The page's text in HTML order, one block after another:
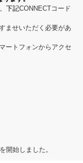
下記CONNECTコード
ませいただく必要があ
ートフォンからアクセ
開始しました。